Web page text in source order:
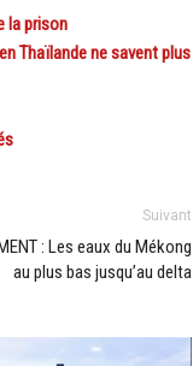
la prison
Thaïlande ne savent plus
Suivant
: Les eaux du Mékong
au plus bas jusqu’au delta